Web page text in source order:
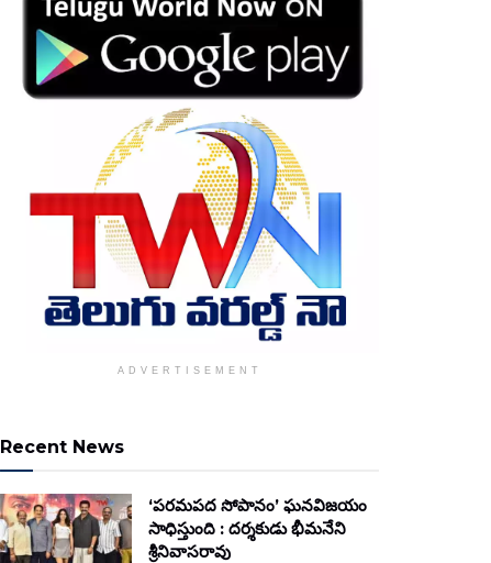
ADVERTISEMENT
Recent News
‘పరమపద సోపానం’ ఘనవిజయం
సాధిస్తుంది : దర్శకుడు భీమనేని
శ్రీనివాసరావు